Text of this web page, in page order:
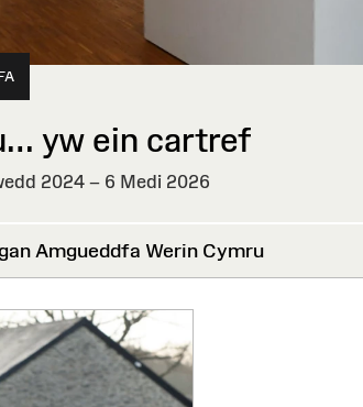
yw ein cartref
2024 – 6 Medi 2026
Amgueddfa Werin Cymru